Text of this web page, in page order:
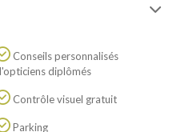
Conseils personnalisés
diplômés
Contrôle visuel gratuit
Parking